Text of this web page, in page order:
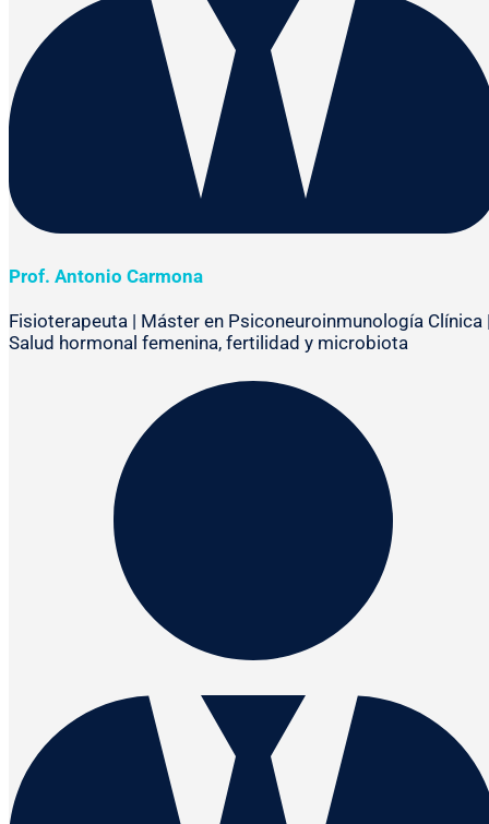
Prof. Antonio Carmona
Fisioterapeuta | Máster en Psiconeuroinmunología Clínica
Salud hormonal femenina, fertilidad y microbiota